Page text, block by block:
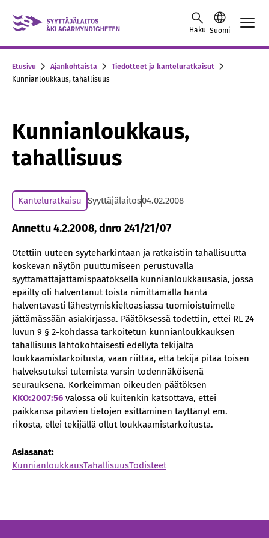
Skip to content -saavutettavuusohje
Haku Suomi
Etusivu Ajankohtaista
Tiedotteet ja kanteluratkaisut
Kunnianloukkaus, tahallisuus
Kunnianloukkaus,
tahallisuus
Kanteluratkaisu Syyttäjälaitos04.02.2008
Annettu 4.2.2008, dnro 241/21/07
Otettiin uuteen syyteharkintaan ja ratkaistiin tahallisuutta
koskevan näytön puuttumiseen perustuvalla
syyttämättäjättämispäätöksellä kunnianloukkausasia, jossa
epäilty oli halventanut toista nimittämällä häntä
halventavasti lähestymiskieltoasiassa tuomioistuimelle
jättämässään asiakirjassa. Päätöksessä todettiin, ettei RL 24
luvun 9 § 2-kohdassa tarkoitetun kunnianloukkauksen
tahallisuus lähtökohtaisesti edellytä tekijältä
loukkaamistarkoitusta, vaan riittää, että tekijä pitää toisen
halveksutuksi tulemista varsin todennäköisenä
seurauksena. Korkeimman oikeuden päätöksen
KKO:2007:56 valossa oli kuitenkin katsottava, ettei
paikkansa pitävien tietojen esittäminen täyttänyt em.
rikosta, ellei tekijällä ollut loukkaamistarkoitusta.
Asiasanat:
KunnianloukkausTahallisuusTodisteet